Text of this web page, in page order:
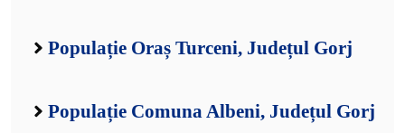
Populație Oraș Turceni, Județul Gorj
Populație Comuna Albeni, Județul Gorj